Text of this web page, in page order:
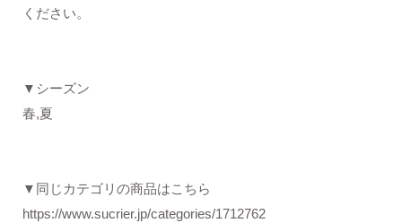
ください。
▼シーズン
春,夏
▼同じカテゴリの商品はこちら
https://www.sucrier.jp/categories/1712762